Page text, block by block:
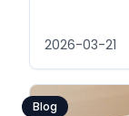
2026-03-21
Blog